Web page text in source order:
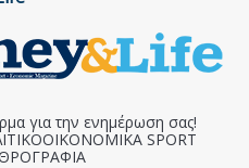
για την ενημέρωση σας!
SPORT